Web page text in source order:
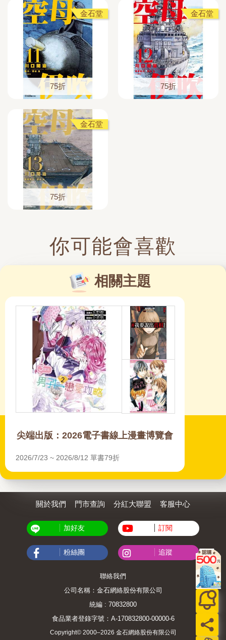
金石堂
75折
金石堂
75折
金石堂
75折
你可能會喜歡
相關主題
尖端出版：2026電子書線上漫畫博覽會
2026/7/23 ~ 2026/8/12 單書79折
關於我們 門市查詢 分紅大聯盟 客服中心
加好友 訂閱
粉絲團 追蹤
聯絡我們
公司名稱：金石網絡股份有限公司
統編 : 70832800
食品業者登錄字號：A-170832800-00000-6
Copyright© 2000–2026 金石網絡股份有限公司